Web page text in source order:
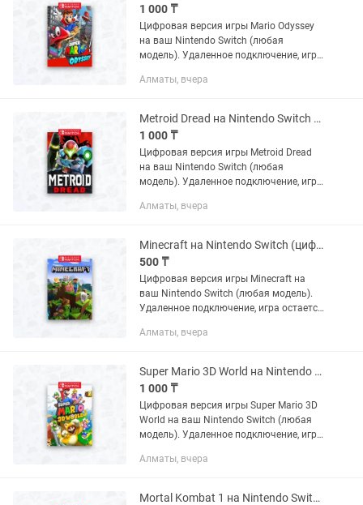
1 000 ₸
Цифровая версия игры Mario Odyssey
на ваш Nintendo Switch (любая
модель). Удаленное подключение, игра
безопасно для вашей консоли. Есть
Алматы, вчера
Metroid Dread на Nintendo Switch (цифровая версия)
1 000 ₸
Цифровая версия игры Metroid Dread
на ваш Nintendo Switch (любая
модель). Удаленное подключение, игра
безопасно для вашей консоли. Есть
Алматы, вчера
Minecraft на Nintendo Switch (цифровая версия)
500 ₸
Цифровая версия игры Minecraft на
ваш Nintendo Switch (любая модель).
Удаленное подключение, игра остается
Алматы, вчера
Super Mario 3D World на Nintendo Switch (цифровая версия)
1 000 ₸
Цифровая версия игры Super Mario 3D
World на ваш Nintendo Switch (любая
модель). Удаленное подключение, игра
безопасно для вашей консоли. Есть
Алматы, вчера
Mortal Kombat 1 на Nintendo Switch (цифровая версия)